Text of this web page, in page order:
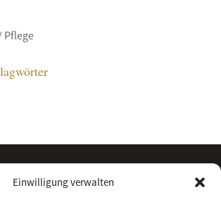
Einwilligung verwalten
Pflege